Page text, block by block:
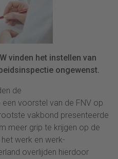
vinden het instellen van
ongewenst.
de
voorstel van de FNV op
vakbond presenteerde
meer grip te krijgen op de
werk en werk-
overlijden hierdoor